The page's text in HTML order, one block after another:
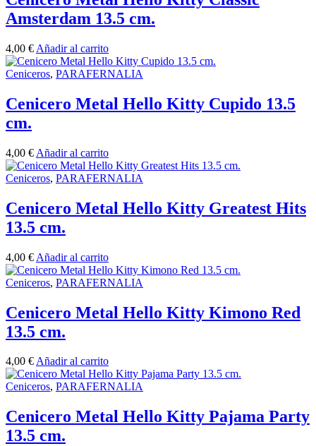
Amsterdam 13.5 cm.
4,00 € Añadir al carrito
Ceniceros, PARAFERNALIA
Cenicero Metal Hello Kitty Cupido 13.5
cm.
4,00 € Añadir al carrito
Ceniceros, PARAFERNALIA
Cenicero Metal Hello Kitty Greatest Hits
13.5 cm.
4,00 € Añadir al carrito
Ceniceros, PARAFERNALIA
Cenicero Metal Hello Kitty Kimono Red
13.5 cm.
4,00 €Añadir al carrito
Ceniceros, PARAFERNALIA
Cenicero Metal Hello Kitty Pajama Party
13.5 cm.